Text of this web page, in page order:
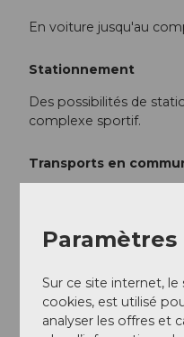
En voiture jusqu'au
Stationnement
Des possibilités de
complexe sportif.
Transports en
Une liaison par bus
Informations
Les installations
Paramètres
Sur ce site internet, le
cookies, est utilisé
analyser les offres et